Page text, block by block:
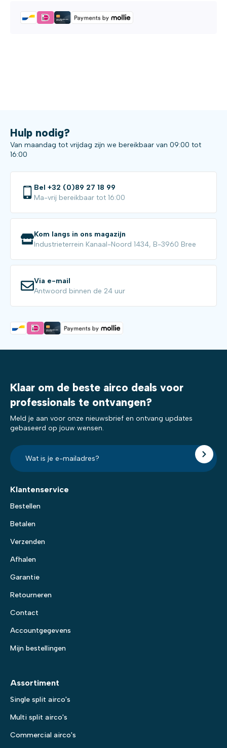
Hulp nodig?
Van maandag tot vrijdag zijn we bereikbaar van 09:00 tot
16:00
Bel +32 (0)89 27 18 99
Ma-vrij bereikbaar tot 16:00
Kom langs in ons magazijn
Industrieterrein Kanaal-Noord 1434, B-3960 Bree
Via e-mail
Antwoord binnen de 24 uur
Klaar om de beste airco deals voor
professionals te ontvangen?
Meld je aan voor onze nieuwsbrief en ontvang updates
gebaseerd op jouw wensen.
E-
mailadres?
*
Klantenservice
Bestellen
Betalen
Verzenden
Afhalen
Garantie
Retourneren
Contact
Accountgegevens
Mijn bestellingen
Assortiment
Single split airco's
Multi split airco's
Commercial airco's